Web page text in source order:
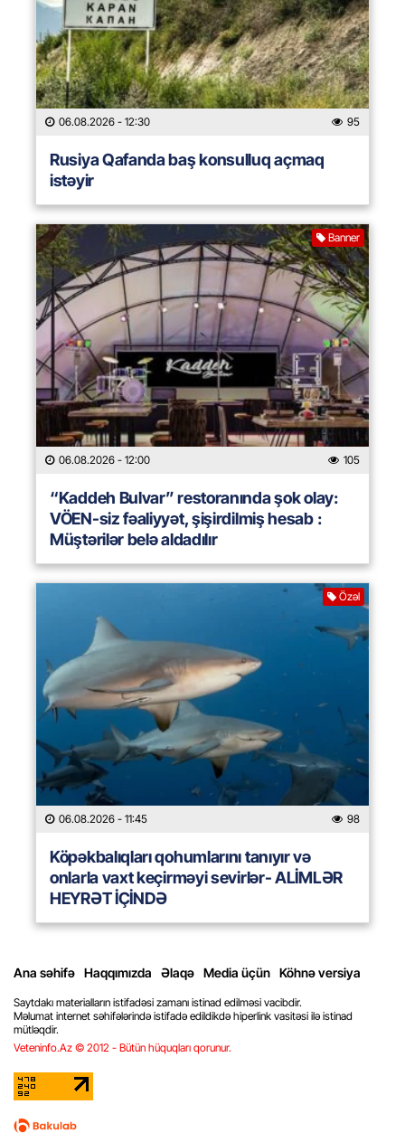
06.08.2026 - 12:30 95
Rusiya Qafanda baş konsulluq açmaq
istəyir
Banner
06.08.2026 - 12:00 105
“Kaddeh Bulvar” restoranında şok olay:
VÖEN-siz fəaliyyət, şişirdilmiş hesab :
Müştərilər belə aldadılır
Özəl
06.08.2026 - 11:45 98
Köpəkbalıqları qohumlarını tanıyır və
onlarla vaxt keçirməyi sevirlər- ALİMLƏR
HEYRƏT İÇİNDƏ
Ana səhifə Haqqımızda Əlaqə Media üçün Köhnə versiya
Saytdakı materialların istifadəsi zamanı istinad edilməsi vacibdir.
Məlumat internet səhifələrində istifadə edildikdə hiperlink vasitəsi ilə istinad
mütləqdir.
Veteninfo.Az © 2012 - Bütün hüquqları qorunur.